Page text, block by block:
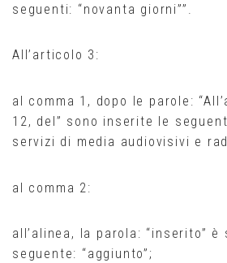
seguenti: “novanta giorni””.
All’articolo 3:
al comma 1, dopo le parole:
12, del” sono inserite le
servizi di media audiovisivi e
al comma 2:
all’alinea, la parola: “inserito”
seguente: “aggiunto”;